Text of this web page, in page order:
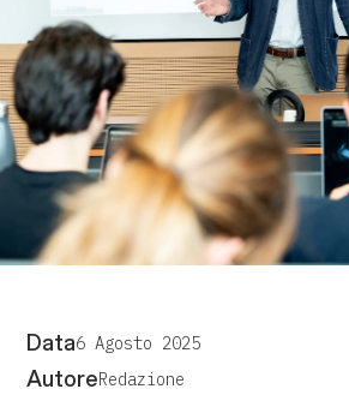
Data6 Agosto 2025
AutoreRedazione